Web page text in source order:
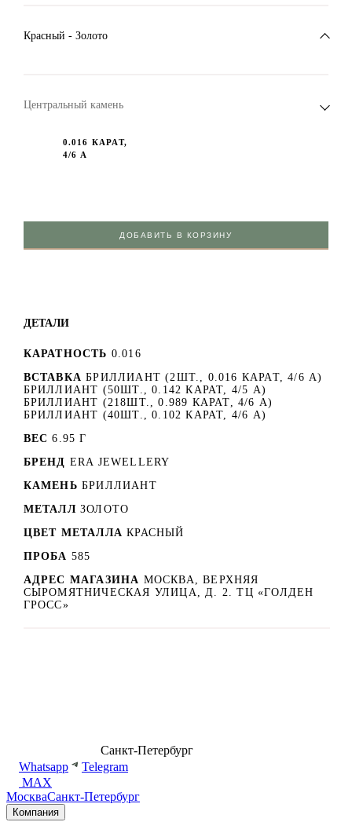
Красный - Золото
Центральный камень
0.016 КАРАТ,
4/6 А
ДОБАВИТЬ В КОРЗИНУ
ДЕТАЛИ
КАРАТНОСТЬ 0.016
ВСТАВКА БРИЛЛИАНТ (2ШТ., 0.016 КАРАТ, 4/6 А)
БРИЛЛИАНТ (50ШТ., 0.142 КАРАТ, 4/5 А)
БРИЛЛИАНТ (218ШТ., 0.989 КАРАТ, 4/6 А)
БРИЛЛИАНТ (40ШТ., 0.102 КАРАТ, 4/6 А)
ВЕС 6.95 Г
БРЕНД ERA JEWELLERY
КАМЕНЬ БРИЛЛИАНТ
МЕТАЛЛ ЗОЛОТО
ЦВЕТ МЕТАЛЛА КРАСНЫЙ
ПРОБА 585
АДРЕС МАГАЗИНА МОСКВА, ВЕРХНЯЯ
СЫРОМЯТНИЧЕСКАЯ УЛИЦА, Д. 2. ТЦ «ГОЛДЕН
ГРОСС»
Санкт-Петербург
Whatsapp
Telegram
MAX
МоскваСанкт-Петербург
Компания